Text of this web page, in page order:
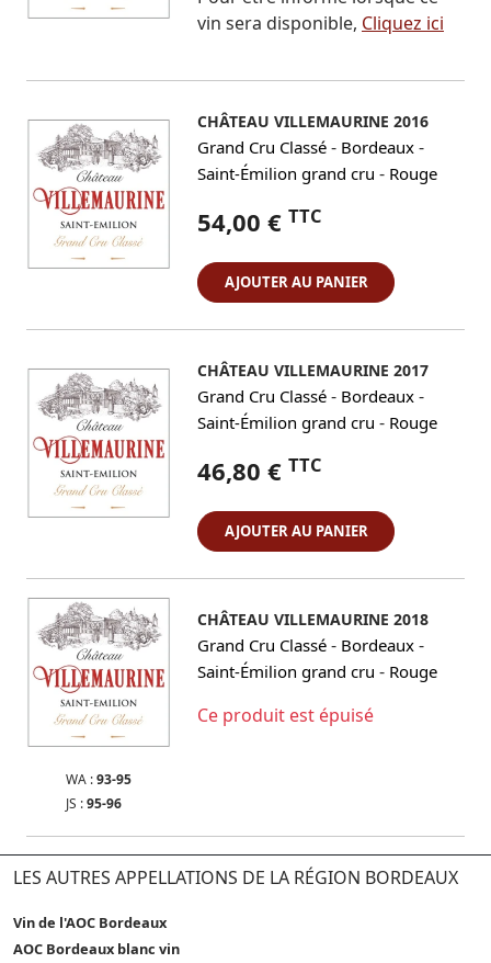
vin sera disponible, Cliquez ici
CHÂTEAU VILLEMAURINE 2016
Grand Cru Classé - Bordeaux -
Saint-Émilion grand cru - Rouge
54,00 € TTC
AJOUTER AU PANIER
CHÂTEAU VILLEMAURINE 2017
Grand Cru Classé - Bordeaux -
Saint-Émilion grand cru - Rouge
46,80 € TTC
AJOUTER AU PANIER
WA :93-95
JS :95-96
CHÂTEAU VILLEMAURINE 2018
Grand Cru Classé - Bordeaux -
Saint-Émilion grand cru - Rouge
Ce produit est épuisé
LES AUTRES APPELLATIONS DE LA RÉGION BORDEAUX
Vin de l'AOC Bordeaux
AOC Bordeaux blanc vin